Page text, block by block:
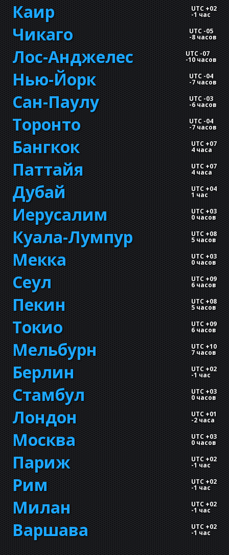
Каир UTC +02
-1 час
Чикаго UTC -05
-8 часов
Лос-Анджелес UTC -07
-10 часов
Нью-Йорк UTC -04
-7 часов
Сан-Паулу UTC -03
-6 часов
Торонто UTC -04
-7 часов
Бангкок UTC +07
4 часа
Паттайя UTC +07
4 часа
Дубай UTC +04
1 час
Иерусалим UTC +03
0 часов
Куала-Лумпур UTC +08
5 часов
Мекка UTC +03
0 часов
Сеул UTC +09
6 часов
Пекин UTC +08
5 часов
Токио UTC +09
6 часов
Мельбурн UTC +10
7 часов
Берлин UTC +02
-1 час
Стамбул UTC +03
0 часов
Лондон UTC +01
-2 часа
Москва UTC +03
0 часов
Париж UTC +02
-1 час
Рим UTC +02
-1 час
Милан UTC +02
-1 час
Варшава UTC +02
-1 час